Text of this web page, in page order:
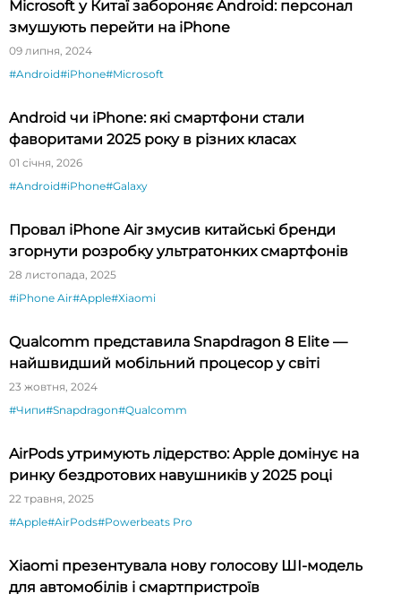
Microsoft у Китаї забороняє Android: персонал
змушують перейти на iPhone
09 липня, 2024
#Android#iPhone#Microsoft
Android чи iPhone: які смартфони стали
фаворитами 2025 року в різних класах
01 січня, 2026
#Android#iPhone#Galaxy
Провал iPhone Air змусив китайські бренди
згорнути розробку ультратонких смартфонів
28 листопада, 2025
#iPhone Air#Apple#Xiaomi
Qualcomm представила Snapdragon 8 Elite —
найшвидший мобільний процесор у світі
23 жовтня, 2024
#Чипи#Snapdragon#Qualcomm
AirPods утримують лідерство: Apple домінує на
ринку бездротових навушників у 2025 році
22 травня, 2025
#Apple#AirPods#Powerbeats Pro
Xiaomi презентувала нову голосову ШІ-модель
для автомобілів і смартпристроїв